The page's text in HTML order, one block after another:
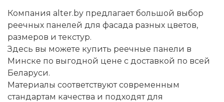
Компания alter.by предлагает большой выбор
реечных панелей для фасада разных цветов,
размеров и текстур.
Здесь вы можете купить реечные панели в
Минске по выгодной цене с доставкой по всей
Беларуси.
Материалы соответствуют современным
стандартам качества и подходят для